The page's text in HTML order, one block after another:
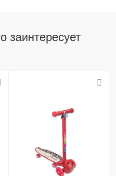
заинтересует